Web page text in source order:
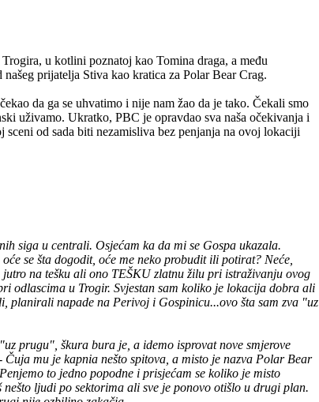
u kotlini poznatoj kao Tomina draga, a među
prijatelja Stiva kao kratica za Polar Bear Crag.
da ga se uhvatimo i nije nam žao da je tako. Čekali smo
uživamo. Ukratko, PBC je opravdao sva naša očekivanja i
od sada biti nezamisliva bez penjanja na ovoj lokaciji
siga u centrali. Osjećam ka da mi se Gospa ukazala.
se šta dogodit, oće me neko probudit ili potirat? Neće,
na tešku ali ono TEŠKU zlatnu žilu pri istraživanju ovog
odlascima u Trogir. Svjestan sam koliko je lokacija dobra ali
planirali napade na Perivoj i Gospinicu...ovo šta sam zva "uz
prugu", škura bura je, a idemo isprovat nove smjerove
mu je kapnia nešto spitova, a misto je nazva Polar Bear
to jedno popodne i prisjećam se koliko je misto
ljudi po sektorima ali sve je ponovo otišlo u drugi plan.